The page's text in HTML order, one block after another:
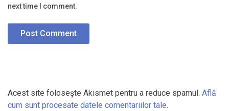
next time I comment.
Acest site folosește Akismet pentru a reduce spamul. Află
cum sunt procesate datele comentariilor tale.